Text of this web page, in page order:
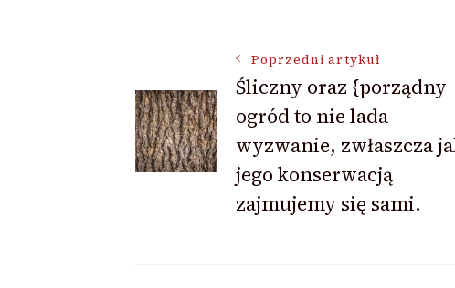
Nawigacja
wpisu
Poprzedni artykuł
Śliczny oraz {porządny
ogród to nie lada
wyzwanie, zwłaszcza
jego konserwacją
zajmujemy się sami.